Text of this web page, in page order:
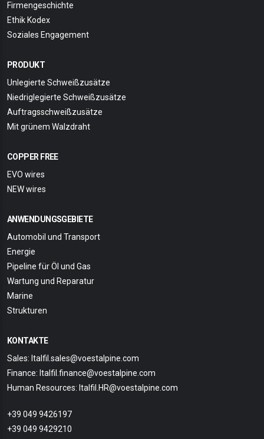
Firmengeschichte
Ethik Kodex
Soziales Engagement
PRODUKT
Unlegierte Schweißzusätze
Niedriglegierte Schweißzusätze
Auftragsschweißzusätze
Mit grünem Walzdraht
COPPER FREE
EVO wires
NEW wires
ANWENDUNGSGEBIETE
Automobil und Transport
Energie
Pipeline für Öl und Gas
Wartung und Reparatur
Marine
Strukturen
KONTAKTE
Sales: Italfil.sales@voestalpine.com
Finance: Italfil.finance@voestalpine.com
Human Resources: Italfil.HR@voestalpine.com
+39 049 9426197
+39 049 9429210